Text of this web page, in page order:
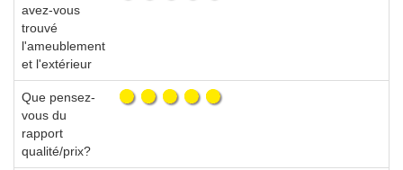
avez-vous
trouvé
l'ameublement
et l'extérieur
Que pensez-
vous du
rapport
qualité/prix?